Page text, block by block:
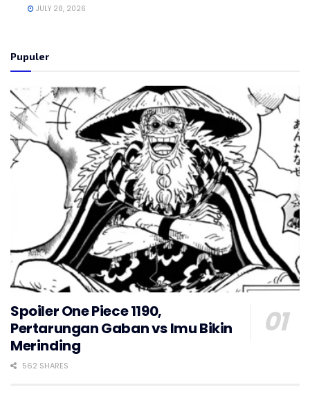
JULY 28, 2026
Pupuler
Spoiler One Piece 1190,
Pertarungan Gaban vs Imu Bikin
Merinding
562 SHARES